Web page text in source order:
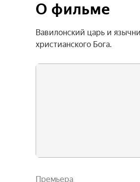
О фильме
Вавилонский царь и
христианского Бога.
Премьера